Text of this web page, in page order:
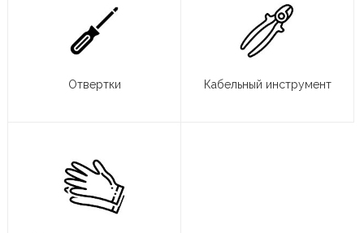
Отвертки Кабельный инструмент